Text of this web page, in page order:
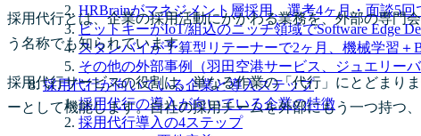
HRBrainがマネジメント層採用、選考4ヶ月・面談5回
ビットキーがIoT/組込のニッチ領域でSoftware Edge
スタンバイが予算型リテーナーで2ヶ月、機械学習＋
その他の外部事例（羽田空港サービス、ジュエリーバ
採用代行が向いている企業と導入ステップ
採用代行の導入が向いている企業の特徴
採用代行導入の4ステップ
採用代行とは、企業の採用活動にかかわる業務を、外部の専門
う名称でも知られています。
採用代行サービスの役割は、単なる作業の「代行」にとどまり
ーとして機能します。自社の採用チームを外部にもう一つ持つ